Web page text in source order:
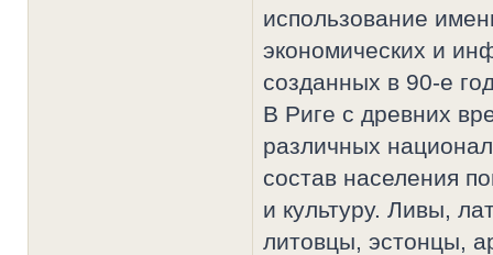
использование
экономических и
созданных в 90-е
В Риге с древних
различных
состав населения
и культуру. Ливы,
литовцы, эстонцы,